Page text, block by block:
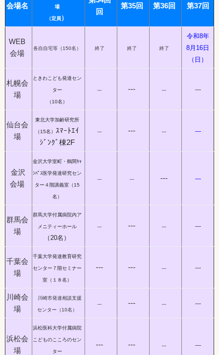
会場名 場
（定員 ）
回
第35回 第36回 第37回
WEB
会場
各自自宅等（150名） 終了 終了 終了
令和8年
8月16日
（日）
札幌会
場
ときわこども発達セン
ター
（10名）
--- --- --- ---
仙台会
場
東北大学加齢研究所
（15名）
ｽﾏｰﾄｴｲ
ｼﾞﾝｸﾞ棟2F
--- --- --- ---
金沢
会場
金沢大学室町・鶴間ｷｬ
ﾝﾊﾟｽ医学発達研究セン
ター４階講義室（15
名）
--- --- --- ---
群馬会
場
群馬大学付属病院内ア
メニティーホール
（20名）
--- --- --- ---
千葉会
場
千葉大学発達教育研究
センター７階セミナー
室（１８名）
--- --- --- ---
川崎会
場
川崎市発達相談支援
センター（10名）
--- --- --- ---
浜松会
場
浜松医科大学付属病院
こどものこころのセン
ター
--- --- --- ---